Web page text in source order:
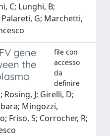
C; Lunghi, B;
Palareti, G; Marchetti,
gene
the
file con
accesso
da
definire
J; Girelli, D;
Mingozzi,
Friso, S; Corrocher, R;